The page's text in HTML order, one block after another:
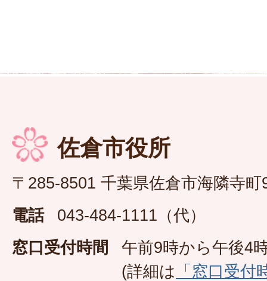
佐倉市役所
〒285-8501 千葉県佐倉市海隣寺町
電話
043-484-1111（代）
窓口受付時間
午前9時から午後4
(詳細は 「窓口受